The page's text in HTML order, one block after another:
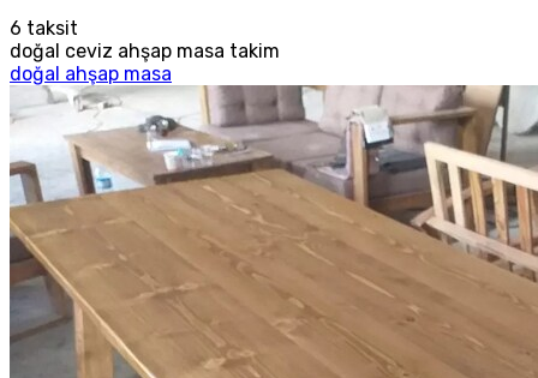
6 taksit
doğal ceviz ahşap masa takim
doğal ahşap masa